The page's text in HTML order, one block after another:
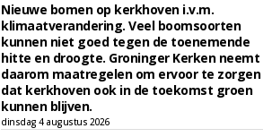
Nieuwe bomen op kerkhoven i.v.m.
klimaatverandering. Veel boomsoorten
kunnen niet goed tegen de toenemende
hitte en droogte. Groninger Kerken neemt
daarom maatregelen om ervoor te zorgen
dat kerkhoven ook in de toekomst groen
kunnen blijven.
dinsdag 4 augustus 2026